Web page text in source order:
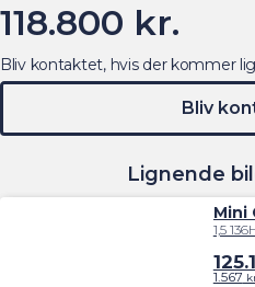
118.800 kr.
Lignende
Mini
1,5
1.567
Bliv kontaktet, hvis der kommer
Bliv